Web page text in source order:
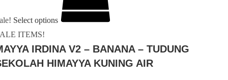
Select options
ITEMS!
IRDINA V2 – BANANA – TUDUNG
HIMAYYA KUNING AIR